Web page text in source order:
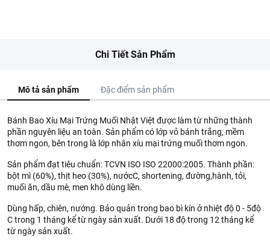
Chi Tiết Sản Phẩm
Mô tả sản phẩm Đặc điểm sản phẩm
Bánh Bao Xíu Mại Trứng Muối Nhật Việt được làm từ những thành
phần nguyên liệu an toàn. Sản phẩm có lớp vỏ bánh trắng, mềm
thơm ngon, bên trong là lớp nhân xíu mại trứng muối thơm ngon.
Sản phẩm đạt tiêu chuẩn: TCVN ISO ISO 22000:2005. Thành phần:
bột mì (60%), thịt heo (30%), nướcC, shortening, đường,hành, tỏi,
muối ăn, dầu mè, men khô dùng liền.
Dùng hấp, chiên, nướng. Bảo quản trong bao bì kín ở nhiệt độ 0 - 5độ
C trong 1 tháng kể từ ngày sản xuất. Dưới 18 độ trong 12 tháng kể
từ ngày sản xuất.